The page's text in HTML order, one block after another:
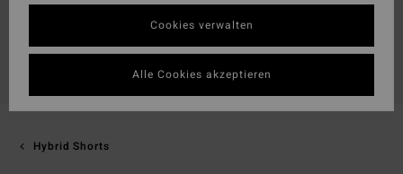
Hybrid Shorts
Cookies verwalten
Alle Cookies akzeptieren